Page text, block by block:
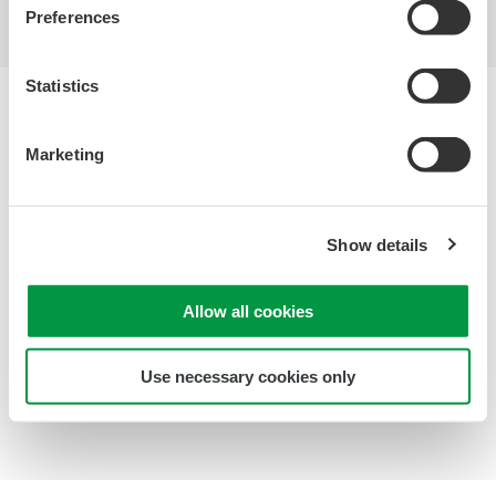
Preferences
Statistics
Marketing
Show details
Allow all cookies
Use necessary cookies only
Copyright © 1999-2026 Yokogawa Foundry Corporation